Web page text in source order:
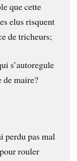
que cette
elus risquent
de tricheurs;
s’autoregule
de maire?
perdu pas mal
rouler